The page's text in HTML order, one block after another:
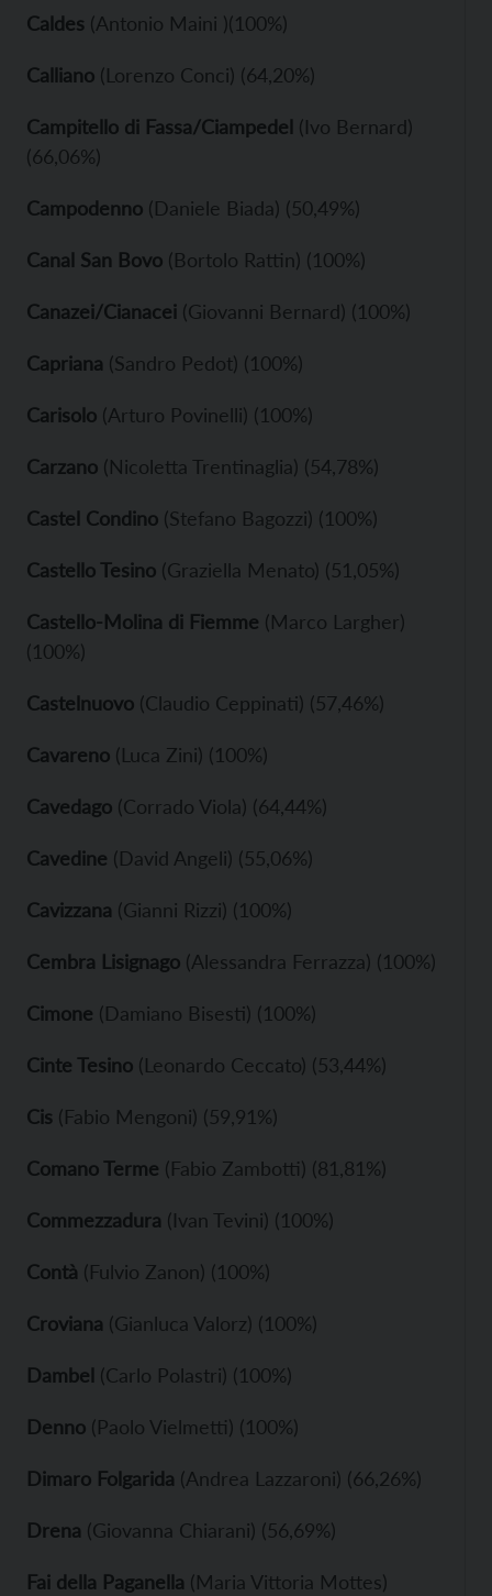
Caldes (Antonio Maini )(100%)
Calliano (Lorenzo Conci) (64,20%)
Campitello di Fassa/Ciampedel (Ivo Bernard)
(66,06%)
Campodenno (Daniele Biada) (50,49%)
Canal San Bovo (Bortolo Rattin) (100%)
Canazei/Cianacei (Giovanni Bernard) (100%)
Capriana (Sandro Pedot) (100%)
Carisolo (Arturo Povinelli) (100%)
Carzano (Nicoletta Trentinaglia) (54,78%)
Castel Condino (Stefano Bagozzi) (100%)
Castello Tesino (Graziella Menato) (51,05%)
Castello-Molina di Fiemme (Marco Largher)
(100%)
Castelnuovo (Claudio Ceppinati) (57,46%)
Cavareno (Luca Zini) (100%)
Cavedago (Corrado Viola) (64,44%)
Cavedine (David Angeli) (55,06%)
Cavizzana (Gianni Rizzi) (100%)
Cembra Lisignago (Alessandra Ferrazza) (100%)
Cimone (Damiano Bisesti) (100%)
Cinte Tesino (Leonardo Ceccato) (53,44%)
Cis (Fabio Mengoni) (59,91%)
Comano Terme (Fabio Zambotti) (81,81%)
Commezzadura (Ivan Tevini) (100%)
Contà (Fulvio Zanon) (100%)
Croviana (Gianluca Valorz) (100%)
Dambel (Carlo Polastri) (100%)
Denno (Paolo Vielmetti) (100%)
Dimaro Folgarida (Andrea Lazzaroni) (66,26%)
Drena (Giovanna Chiarani) (56,69%)
Fai della Paganella (Maria Vittoria Mottes)